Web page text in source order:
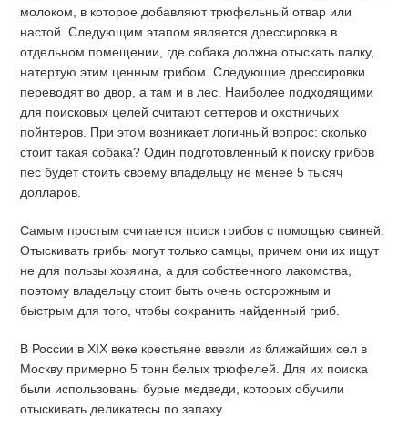
молоком, в которое добавляют трюфельный отвар или
настой. Следующим этапом является дрессировка в
отдельном помещении, где собака должна отыскать палку,
натертую этим ценным грибом. Следующие дрессировки
переводят во двор, а там и в лес. Наиболее подходящими
для поисковых целей считают сеттеров и охотничьих
пойнтеров. При этом возникает логичный вопрос: сколько
стоит такая собака? Один подготовленный к поиску грибов
пес будет стоить своему владельцу не менее 5 тысяч
долларов.
Самым простым считается поиск грибов с помощью свиней.
Отыскивать грибы могут только самцы, причем они их ищут
не для пользы хозяина, а для собственного лакомства,
поэтому владельцу стоит быть очень осторожным и
быстрым для того, чтобы сохранить найденный гриб.
В России в XIX веке крестьяне ввезли из ближайших сел в
Москву примерно 5 тонн белых трюфелей. Для их поиска
были использованы бурые медведи, которых обучили
отыскивать деликатесы по запаху.